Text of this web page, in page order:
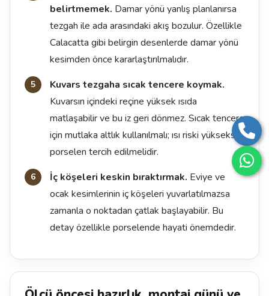
belirtmemek. Damar yönü yanlış planlanırsa
tezgah ile ada arasındaki akış bozulur. Özellikle
Calacatta gibi belirgin desenlerde damar yönü
kesimden önce kararlaştırılmalıdır.
Kuvars tezgaha sıcak tencere koymak.
Kuvarsın içindeki reçine yüksek ısıda
matlaşabilir ve bu iz geri dönmez. Sıcak tencere
için mutlaka altlık kullanılmalı; ısı riski yüksekse
porselen tercih edilmelidir.
İç köşeleri keskin bıraktırmak. Eviye ve
ocak kesimlerinin iç köşeleri yuvarlatılmazsa
zamanla o noktadan çatlak başlayabilir. Bu
detay özellikle porselende hayati önemdedir.